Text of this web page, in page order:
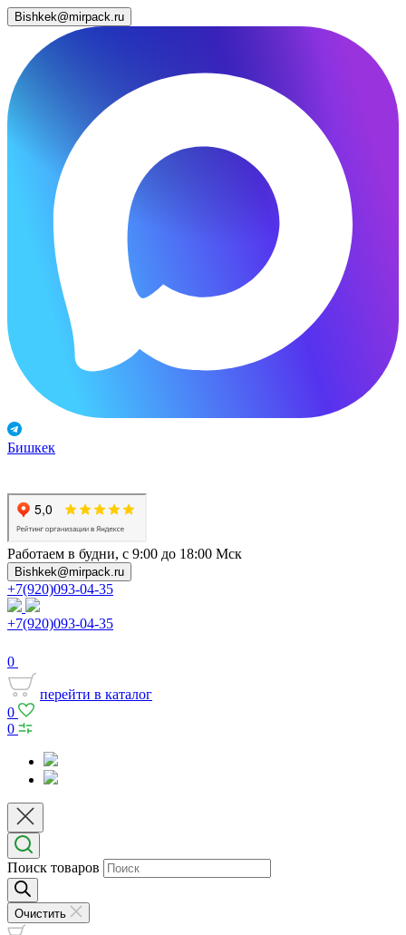
Bishkek@mirpack.ru
Бишкек
Работаем в будни, с 9:00 до 18:00 Мск
Bishkek@mirpack.ru
+7(920)093-04-35
+7(920)093-04-35
0
перейти в каталог
0
0
Поиск товаров
Очистить